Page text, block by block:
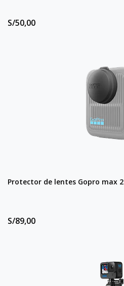
S/50,00
Protector de lentes Gopro max 2
S/89,00